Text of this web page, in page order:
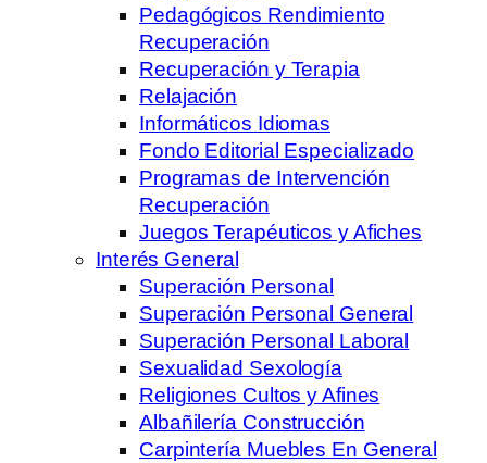
Pedagógicos Rendimiento
Recuperación
Recuperación y Terapia
Relajación
Informáticos Idiomas
Fondo Editorial Especializado
Programas de Intervención
Recuperación
Juegos Terapéuticos y Afiches
Interés General
Superación Personal
Superación Personal General
Superación Personal Laboral
Sexualidad Sexología
Religiones Cultos y Afines
Albañilería Construcción
Carpintería Muebles En General